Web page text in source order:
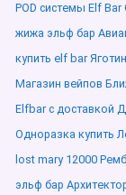
POD системы Elf
жижа эльф бар
купить elf bar
Магазин вейпов
Elfbar с доставкой
Одноразка купить
lost mary 12000
эльф бар